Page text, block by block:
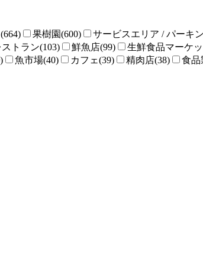
果樹園(600) サービスエリア / パーキ
ストラン(103) 鮮魚店(99) 生鮮食品マーケ
魚市場(40) カフェ(39) 精肉店(38) 食品